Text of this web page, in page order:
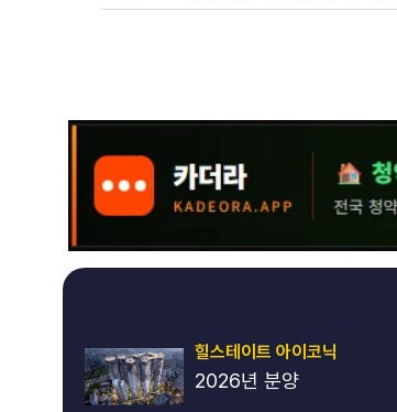
힐스테이트 아이코닉
2026년 분양